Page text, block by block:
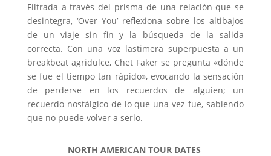
Filtrada a través del prisma de una relación que se
desintegra, ‘Over You’ reflexiona sobre los altibajos
de un viaje sin fin y la búsqueda de la salida
correcta. Con una voz lastimera superpuesta a un
breakbeat agridulce, Chet Faker se pregunta «dónde
se fue el tiempo tan rápido», evocando la sensación
de perderse en los recuerdos de alguien; un
recuerdo nostálgico de lo que una vez fue, sabiendo
que no puede volver a serlo.
NORTH AMERICAN TOUR DATES